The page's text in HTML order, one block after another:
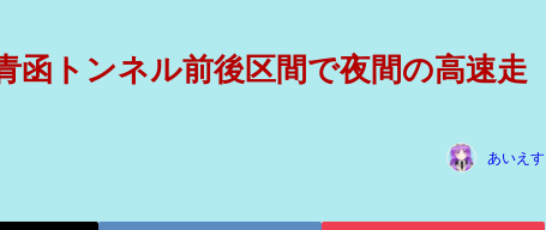
函トンネル前後区間で夜間の高速走
あいえす